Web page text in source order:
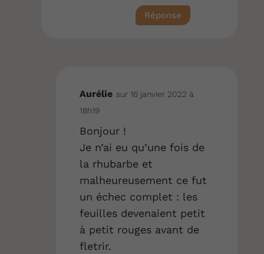
Réponse
Aurélie sur 16 janvier 2022 à
18h19
Bonjour !
Je n’ai eu qu’une fois de
la rhubarbe et
malheureusement ce fut
un échec complet : les
feuilles devenaient petit
à petit rouges avant de
fletrir.